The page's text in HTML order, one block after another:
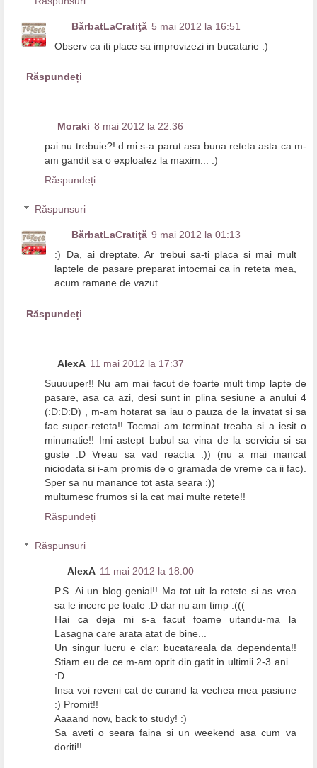
BărbatLaCratiţă 5 mai 2012 la 16:51
Observ ca iti place sa improvizezi in bucatarie :)
Răspundeți
Moraki 8 mai 2012 la 22:36
pai nu trebuie?!:d mi s-a parut asa buna reteta asta ca m-
am gandit sa o exploatez la maxim... :)
Răspundeți
Răspunsuri
BărbatLaCratiţă 9 mai 2012 la 01:13
:) Da, ai dreptate. Ar trebui sa-ti placa si mai mult
laptele de pasare preparat intocmai ca in reteta mea,
acum ramane de vazut.
Răspundeți
AlexA 11 mai 2012 la 17:37
Suuuuper!! Nu am mai facut de foarte mult timp lapte de
pasare, asa ca azi, desi sunt in plina sesiune a anului 4
(:D:D:D) , m-am hotarat sa iau o pauza de la invatat si sa
fac super-reteta!! Tocmai am terminat treaba si a iesit o
minunatie!! Imi astept bubul sa vina de la serviciu si sa
guste :D Vreau sa vad reactia :)) (nu a mai mancat
niciodata si i-am promis de o gramada de vreme ca ii fac).
Sper sa nu manance tot asta seara :))
multumesc frumos si la cat mai multe retete!!
Răspundeți
Răspunsuri
AlexA 11 mai 2012 la 18:00
P.S. Ai un blog genial!! Ma tot uit la retete si as vrea
sa le incerc pe toate :D dar nu am timp :(((
Hai ca deja mi s-a facut foame uitandu-ma la
Lasagna care arata atat de bine...
Un singur lucru e clar: bucatareala da dependenta!!
Stiam eu de ce m-am oprit din gatit in ultimii 2-3 ani...
:D
Insa voi reveni cat de curand la vechea mea pasiune
:) Promit!!
Aaaand now, back to study! :)
Sa aveti o seara faina si un weekend asa cum va
doriti!!